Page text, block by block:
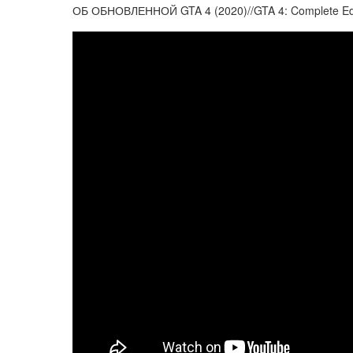
ОБ ОБНОВЛЕННОЙ GTA 4 (2020)//GTA 4: Complete